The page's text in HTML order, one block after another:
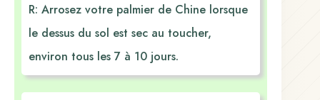
R: Arrosez votre palmier de Chine lorsque
le dessus du sol est sec au toucher,
environ tous les 7 à 10 jours.